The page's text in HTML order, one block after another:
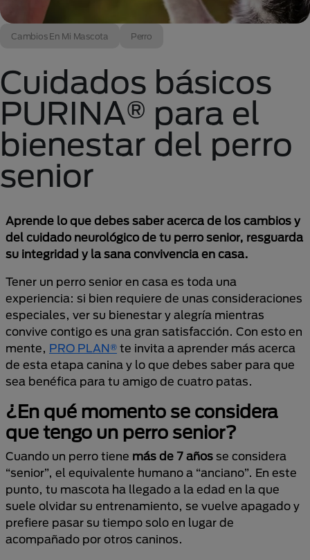
Cambios En Mi Mascota Perro
Cuidados básicos
PURINA® para el
bienestar del perro
senior
Aprende lo que debes saber acerca de los cambios y
del cuidado neurológico de tu perro senior, resguarda
su integridad y la sana convivencia en casa.
Tener un perro senior en casa es toda una
experiencia: si bien requiere de unas consideraciones
especiales, ver su bienestar y alegría mientras
convive contigo es una gran satisfacción. Con esto en
mente, PRO PLAN® te invita a aprender más acerca
de esta etapa canina y lo que debes saber para que
sea benéfica para tu amigo de cuatro patas.
¿En qué momento se considera
que tengo un perro senior?
Cuando un perro tiene más de 7 años se considera
“senior”, el equivalente humano a “anciano”. En este
punto, tu mascota ha llegado a la edad en la que
suele olvidar su entrenamiento, se vuelve apagado y
prefiere pasar su tiempo solo en lugar de
acompañado por otros caninos.